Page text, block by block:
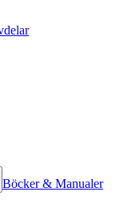
Böcker & Manualer